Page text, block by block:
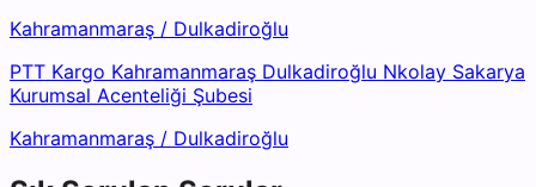
Kahramanmaraş / Dulkadiroğlu
PTT Kargo Kahramanmaraş Dulkadiroğlu Nkolay Sakarya
Kurumsal Acenteliği Şubesi
Kahramanmaraş / Dulkadiroğlu